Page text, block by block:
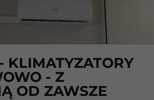
KLIMATYZATORY
- Z
OD ZAWSZE